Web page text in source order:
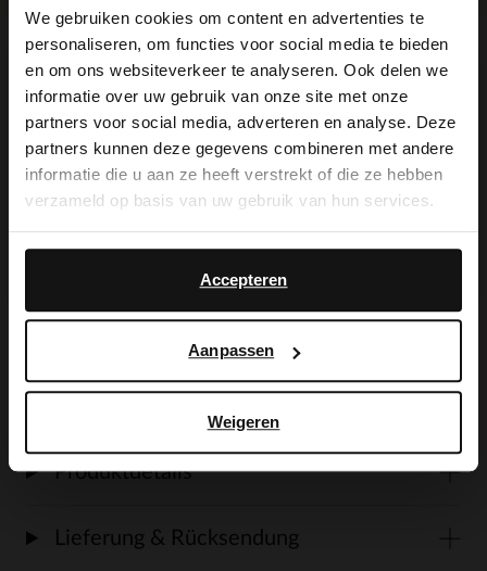
We gebruiken cookies om content en advertenties te
personaliseren, om functies voor social media te bieden
en om ons websiteverkeer te analyseren. Ook delen we
informatie over uw gebruik van onze site met onze
partners voor social media, adverteren en analyse. Deze
partners kunnen deze gegevens combineren met andere
informatie die u aan ze heeft verstrekt of die ze hebben
verzameld op basis van uw gebruik van hun services.
Accepteren
Aanpassen
Weigeren
Produktbeschreibung
Cognacfarbene Veloursleder-Sandalen
der Marke Manfield. Die Flats haben eine
einer Schnalle geschlossen. Als
Schuhpflege empfehlen wir das
transparente Veloursleder-/Nubuk-Spray.
Produktdetails
Lieferung & Rücksendung
×
View this website in English?
It looks like your language isn't Dutch. Would
you like to switch to English?
English